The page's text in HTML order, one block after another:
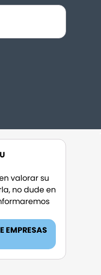
valorar su
no dude en
EMPRESAS